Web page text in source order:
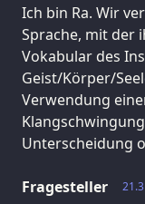
Ich bin Ra. Wir
Sprache, mit der
Vokabular des
Geist/Körper/
Verwendung
Unterscheidung
21.3
Fragesteller